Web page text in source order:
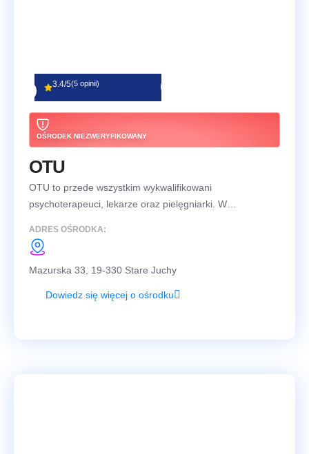
3.4/5(5 opinii)
OŚRODEK NIEZWERYFIKOWANY
OTU
OTU to przede wszystkim wykwalifikowani
psychoterapeuci, lekarze oraz pielęgniarki. W…
ADRES OŚRODKA:
Mazurska 33, 19-330 Stare Juchy
Dowiedz się więcej o ośrodku